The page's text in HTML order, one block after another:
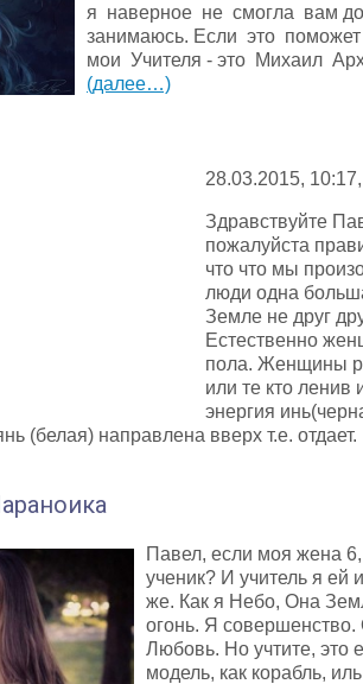
я наверное не смогла вам
занимаюсь. Если это
мои Учителя - это Михаил
(далее…)
28.03.2015,
Здравствуйте
пожалуйста
что что мы
люди одна
Земле не друг
Естественно
пола. Женщины
или те кто ленив
энергия
(белая) направлена вверх т.е. отдает.
Павел, если моя жена 6,
ученик? И учитель я ей
же. Как я Небо, Она
огонь. Я
Любовь. Но учтите, это
модель, как корабль,